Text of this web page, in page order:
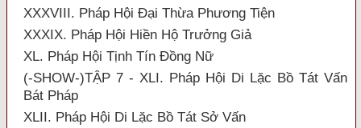
XXXVIII. Pháp Hội Đại Thừa Phương Tiện
XXXIX. Pháp Hội Hiền Hộ Trưởng Giả
XL. Pháp Hội Tịnh Tín Đồng Nữ
(-SHOW-)TẬP 7 - XLI. Pháp Hội Di Lặc Bồ Tát Vấn
Bát Pháp
XLII. Pháp Hội Di Lặc Bồ Tát Sở Vấn